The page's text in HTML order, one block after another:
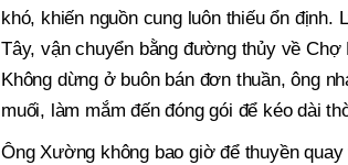
khó, khiến nguồn cung luôn thiếu ổn
Tây, vận chuyển bằng đường thủy về
Không dừng ở buôn bán đơn thuần, ông
muối, làm mắm đến đóng gói để kéo dài
Ông Xường không bao giờ để thuyền